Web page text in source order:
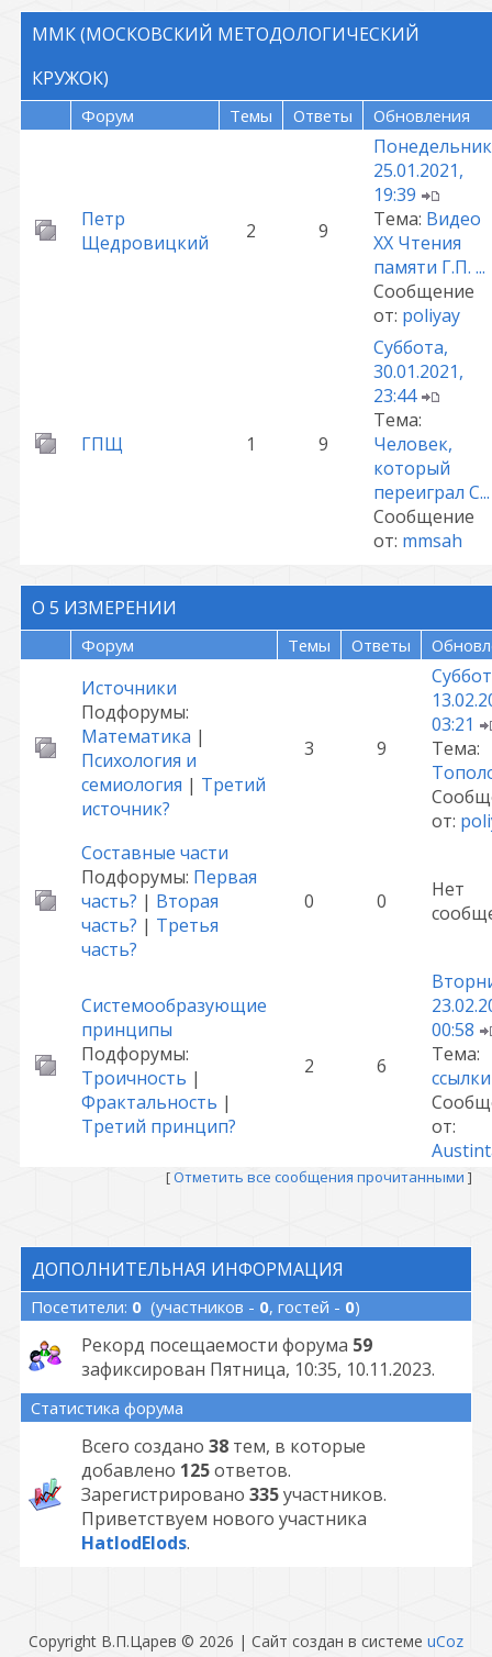
ММК (МОСКОВСКИЙ МЕТОДОЛОГИЧЕСКИЙ
КРУЖОК)
Форум Темы Ответы Обновления
Петр
Щедровицкий
2 9
25.01.2021,
19:39
Тема: Видео
XX Чтения
памяти Г.П. ...
Сообщение
от: poliyay
ГПЩ 1 9
Суббота,
30.01.2021,
23:44
Тема:
Человек,
который
переиграл С...
Сообщение
от: mmsah
О 5 ИЗМЕРЕНИИ
Форум Темы Ответы
Источники
Подфорумы:
Математика |
Психология и
семиология | Третий
источник?
3 9
03:21
Тема:
от:
Составные части
Подфорумы: Первая
часть? | Вторая
часть? | Третья
часть?
0 0
Нет
Системообразующие
принципы
Подфорумы:
Троичность |
Фрактальность |
Третий принцип?
2 6
00:58
Тема:
ссылки
от:
[Отметить все сообщения прочитанными ]
ДОПОЛНИТЕЛЬНАЯ ИНФОРМАЦИЯ
Посетители: 0 (участников - 0, гостей - 0)
Рекорд посещаемости форума 59
зафиксирован Пятница, 10:35, 10.11.2023.
Статистика форума
Всего создано 38 тем, в которые
добавлено 125ответов.
Зарегистрировано 335участников.
Приветствуем нового участника
HatlodElods.
Copyright В.П.Царев © 2026 | Сайт создан в системе uCoz